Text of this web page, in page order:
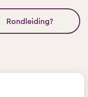
Rondleiding?